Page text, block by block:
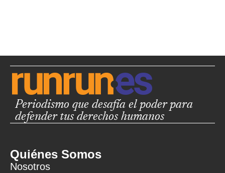
Periodismo que desafía el poder para
defender tus derechos humanos
Quiénes Somos
Nosotros